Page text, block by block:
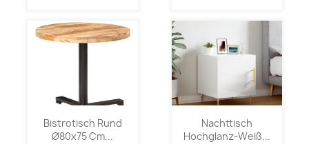
Bistrotisch Rund
Ø80x75 Cm...
Nachttisch
Hochglanz-Weiß...